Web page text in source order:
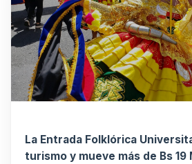
La Entrada Folklórica
turismo y mueve más de Bs 19